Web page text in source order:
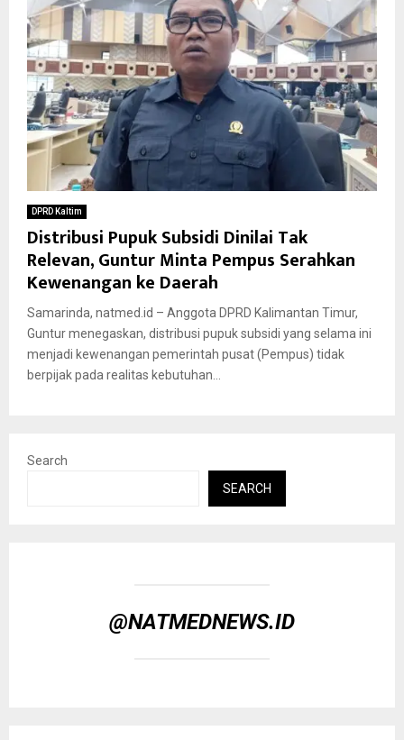
DPRD Kaltim
Distribusi Pupuk Subsidi Dinilai Tak
Relevan, Guntur Minta Pempus Serahkan
Kewenangan ke Daerah
Samarinda, natmed.id – Anggota DPRD Kalimantan Timur,
Guntur menegaskan, distribusi pupuk subsidi yang selama ini
menjadi kewenangan pemerintah pusat (Pempus) tidak
berpijak pada realitas kebutuhan...
Search
SEARCH
@NATMEDNEWS.ID